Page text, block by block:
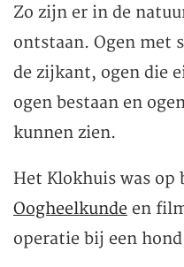
Zo zijn er in de
ontstaan. Ogen met
de zijkant, ogen die
ogen bestaan en
kunnen zien.
Het Klokhuis was op
Oogheelkunde en
operatie bij een